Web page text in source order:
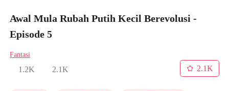
Awal Mula Rubah Putih Kecil Berevolusi -
Episode 5
Fantasi
1.2K 2.1K
2.1K